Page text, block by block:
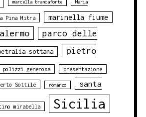
marcella brancaforte Maria
Pina Mitra marinella fiume
parco delle
sottana
pietro
polizzi generosa presentazione
Sottile romanzo santa
mirabella Sicilia